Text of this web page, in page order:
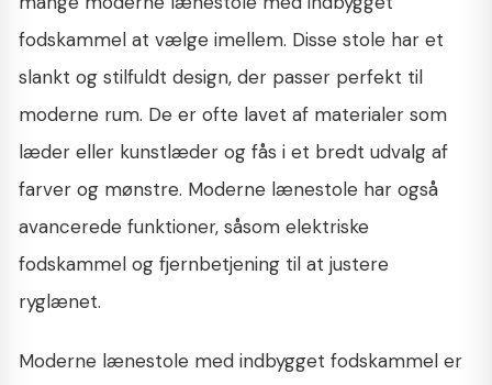
fodskammel at vælge imellem. Disse stole har et
slankt og stilfuldt design, der passer perfekt til
moderne rum. De er ofte lavet af materialer som
læder eller kunstlæder og fås i et bredt udvalg af
farver og mønstre. Moderne lænestole har også
avancerede funktioner, såsom elektriske
fodskammel og fjernbetjening til at justere
ryglænet.
Moderne lænestole med indbygget fodskammel er